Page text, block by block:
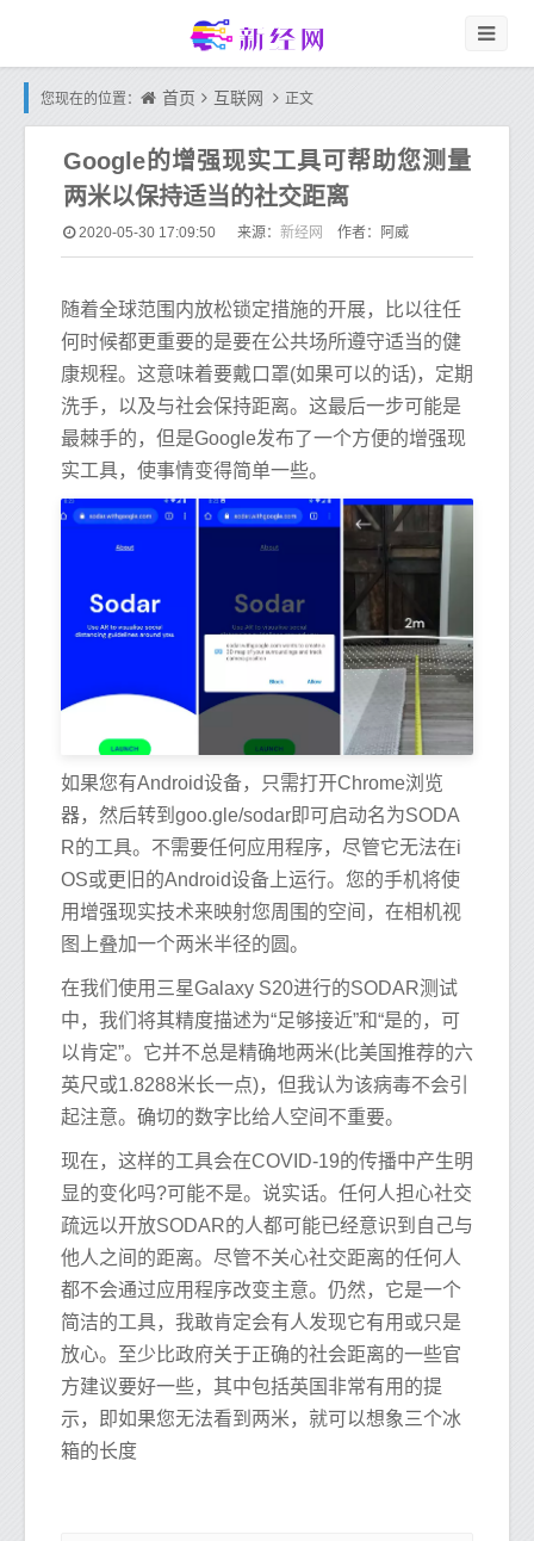
您现在的位置： 首页 互联网 正文
Google的增强现实工具可帮助您测量
两米以保持适当的社交距离
2020-05-30 17:09:50 来源： 新经网 作者：阿威
随着全球范围内放松锁定措施的开展，比以往任
何时候都更重要的是要在公共场所遵守适当的健
康规程。这意味着要戴口罩(如果可以的话)，定期
洗手，以及与社会保持距离。这最后一步可能是
最棘手的，但是Google发布了一个方便的增强现
实工具，使事情变得简单一些。
如果您有Android设备，只需打开Chrome浏览
器，然后转到goo.gle/sodar即可启动名为SODA
R的工具。不需要任何应用程序，尽管它无法在i
OS或更旧的Android设备上运行。您的手机将使
用增强现实技术来映射您周围的空间，在相机视
图上叠加一个两米半径的圆。
在我们使用三星Galaxy S20进行的SODAR测试
中，我们将其精度描述为“足够接近”和“是的，可
以肯定”。它并不总是精确地两米(比美国推荐的六
英尺或1.8288米长一点)，但我认为该病毒不会引
起注意。确切的数字比给人空间不重要。
现在，这样的工具会在COVID-19的传播中产生明
显的变化吗?可能不是。说实话。任何人担心社交
疏远以开放SODAR的人都可能已经意识到自己与
他人之间的距离。尽管不关心社交距离的任何人
都不会通过应用程序改变主意。仍然，它是一个
简洁的工具，我敢肯定会有人发现它有用或只是
放心。至少比政府关于正确的社会距离的一些官
方建议要好一些，其中包括英国非常有用的提
示，即如果您无法看到两米，就可以想象三个冰
箱的长度